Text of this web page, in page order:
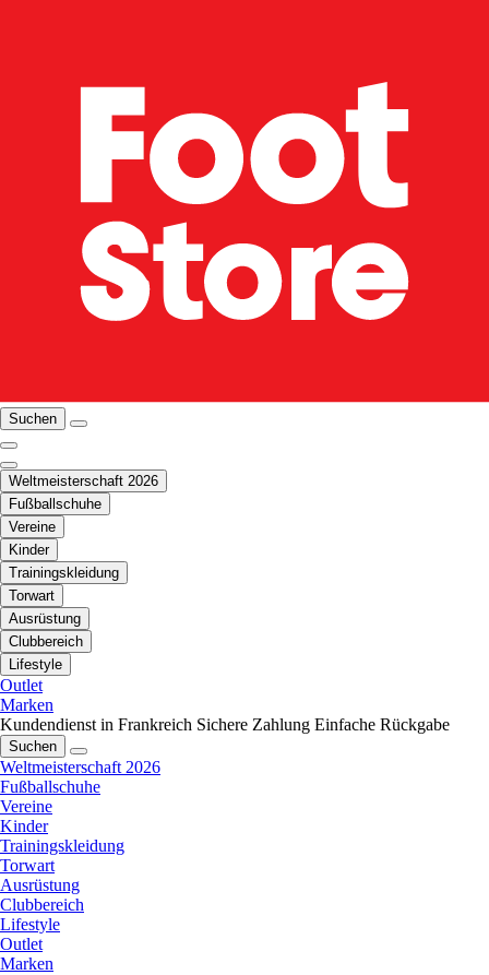
Suchen
Weltmeisterschaft 2026
Fußballschuhe
Vereine
Kinder
Trainingskleidung
Torwart
Ausrüstung
Clubbereich
Lifestyle
Outlet
Marken
Kundendienst in Frankreich Sichere Zahlung Einfache Rückgabe
Suchen
Weltmeisterschaft 2026
Fußballschuhe
Vereine
Kinder
Trainingskleidung
Torwart
Ausrüstung
Clubbereich
Lifestyle
Outlet
Marken